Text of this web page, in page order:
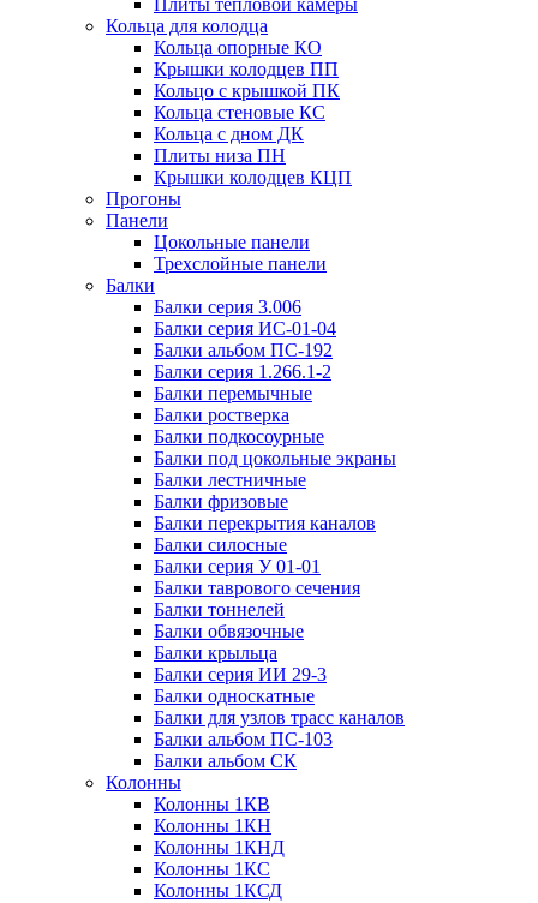
Плиты тепловой камеры
Кольца для колодца
Кольца опорные КО
Крышки колодцев ПП
Кольцо с крышкой ПК
Кольца стеновые КС
Кольца с дном ДК
Плиты низа ПН
Крышки колодцев КЦП
Прогоны
Панели
Цокольные панели
Трехслойные панели
Балки
Балки серия 3.006
Балки серия ИС-01-04
Балки альбом ПС-192
Балки серия 1.266.1-2
Балки перемычные
Балки ростверка
Балки подкосоурные
Балки под цокольные экраны
Балки лестничные
Балки фризовые
Балки перекрытия каналов
Балки силосные
Балки серия У 01-01
Балки таврового сечения
Балки тоннелей
Балки обвязочные
Балки крыльца
Балки серия ИИ 29-3
Балки односкатные
Балки для узлов трасс каналов
Балки альбом ПС-103
Балки альбом СК
Колонны
Колонны 1КВ
Колонны 1КН
Колонны 1КНД
Колонны 1КС
Колонны 1КСД